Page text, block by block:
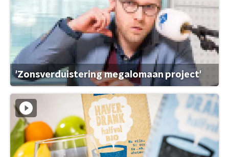
'Zonsverduistering megalomaan project'